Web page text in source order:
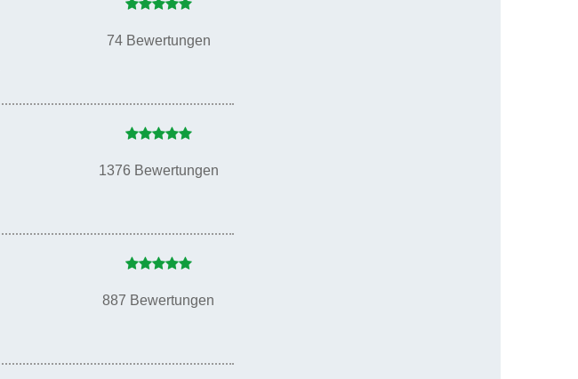
74 Bewertungen
1376 Bewertungen
887 Bewertungen